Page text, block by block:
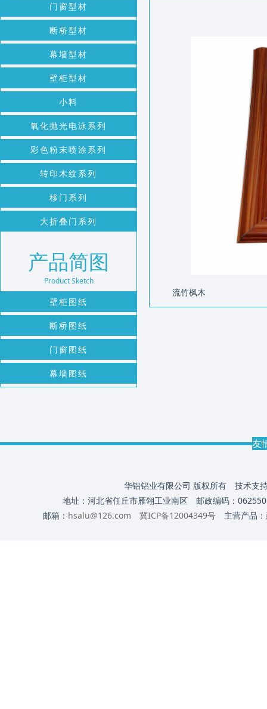
2
门窗型材
断桥型材
幕墙型材
壁柜型材
小料
氧化抛光电泳系列
彩色粉末喷涂系列
转印木纹系列
移门系列
大折叠门系列
产品简图
Product Sketch
壁柜图纸
断桥图纸
门窗图纸
幕墙图纸
流竹枫木
友
华铝铝业有限公司 版权所有 技术支
地址：河北省任丘市雁翎工业南区 邮政编码：
邮箱： hsalu@126.com 冀ICP备12004349号 主营产品：